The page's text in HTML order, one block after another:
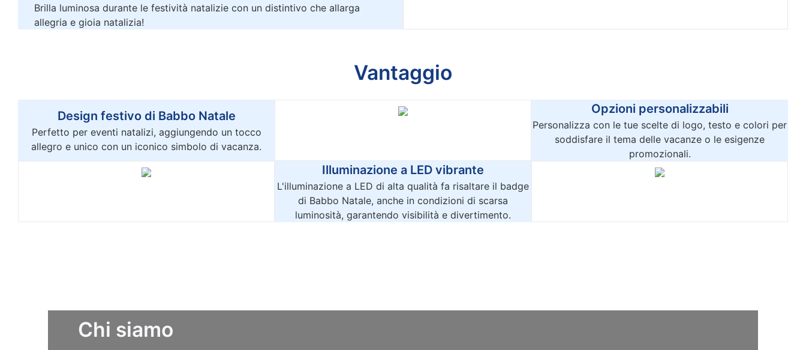
Brilla luminosa durante le festività natalizie con un distintivo che allarga
allegria e gioia natalizia!
Vantaggio
Design festivo di Babbo Natale
Perfetto per eventi natalizi, aggiungendo un tocco
allegro e unico con un iconico simbolo di vacanza.
Opzioni personalizzabili
Personalizza con le tue scelte di logo, testo e colori per
soddisfare il tema delle vacanze o le esigenze
promozionali.
Illuminazione a LED vibrante
L'illuminazione a LED di alta qualità fa risaltare il badge
di Babbo Natale, anche in condizioni di scarsa
luminosità, garantendo visibilità e divertimento.
Chi siamo